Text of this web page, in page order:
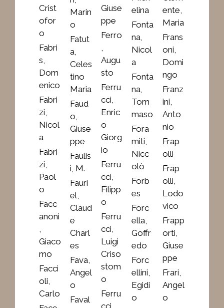
Crist
ofor
o
Fabri
s,
Dom
enico
Fabri
zi,
Nicol
a
Fabri
zi,
Paol
o
Facc
anoni
Giaco
mo
Facci
oli,
Carlo
Marin
o
Fatut
a,
Celes
tino
Maria
Faud
o,
Giuse
ppe
Faulis
i, M.
Fauri
el,
Claud
e
Charl
es
Fava,
Angel
o
Faval
Giuse
ppe
Ferro
Augu
sto
Ferru
cci,
Enric
o
Giorg
io
Ferru
cci,
Filipp
o
Ferru
cci,
Luigi
Criso
stom
o
Ferru
cci,
elina
Fonta
na,
Nicol
a
Fonta
na,
Tom
maso
Fora
miti,
Nicc
olò
Forb
es
Forc
ella,
Goffr
edo
Forc
ellini,
Egidi
o
ente,
Maria
Frans
oni,
Domi
ngo
Franz
ini,
Anto
nio
Frap
olli
Frap
olli,
Lodo
vico
Frapp
orti,
Giuse
ppe
Frari,
Angel
o